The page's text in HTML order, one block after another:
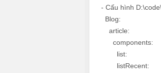
- Cấu hình
Blog:
article:
components:
list:
listRecent: